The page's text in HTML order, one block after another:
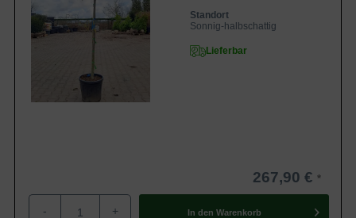
Standort
Sonnig-halbschattig
Lieferbar
267,90 €
- + In den Warenkorb